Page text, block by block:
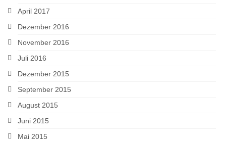
April 2017
Dezember 2016
November 2016
Juli 2016
Dezember 2015
September 2015
August 2015
Juni 2015
Mai 2015